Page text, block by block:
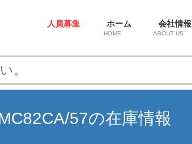
人員募集 ホーム
HOME
会社情報
ABOUT US
57の在庫情報